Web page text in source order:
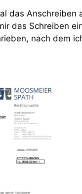
das Anschreiben
das Schreiben
nach dem